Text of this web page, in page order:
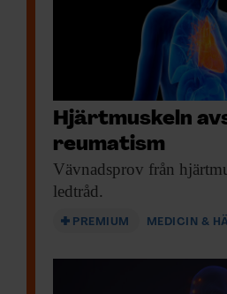
Hjärtmuskeln
reumatism
Vävnadsprov från
ledtråd.
PREMIUM MEDICIN &